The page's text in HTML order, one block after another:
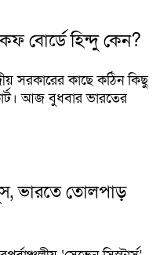
বোর্ডে হিন্দু কেন?
সরকারের কাছে কঠিন কিছু
আজ বুধবার ভারতের
ভারতে তোলপাড়